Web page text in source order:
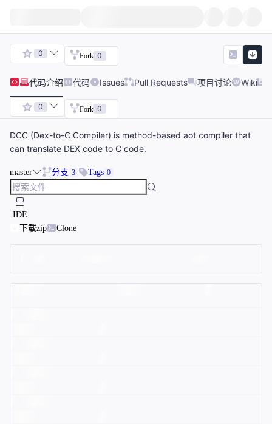
0 Fork 0
代码介绍 代码 Issues Pull Requests 项目讨论 Wiki
0 Fork 0
DCC (Dex-to-C Compiler) is method-based aot compiler that
can translate DEX code to C code.
master 分支 3 Tags 0
IDE
下载zip
Clone